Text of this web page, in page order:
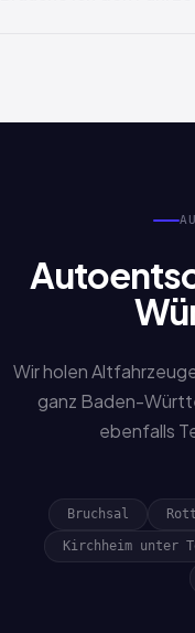
Wir holen
ganz Baden-
ebenfalls
Bruchsal
Kirchheim unter